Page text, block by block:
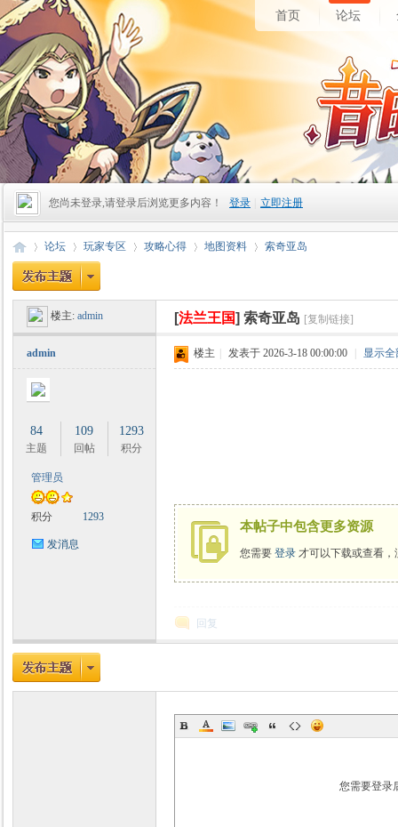
首页 论坛
您尚未登录,请登录后浏览更多内容！ 登录 立即注册
魔
»
论坛
›
玩家专区 攻略心得
›
地图资料
›
索奇亚岛
楼主: admin [法兰王国] 索奇亚岛 [复制链接]
admin
84
主题
109
回帖
1293
积分
管理员
积分 1293
发消息
楼主 发表于 2026-3-18 00:00:00 显示
本帖子中包含更多资源
您需要 登录 才可以下载或查看，
回复
您需要登录